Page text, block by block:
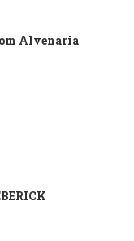
Alvenaria